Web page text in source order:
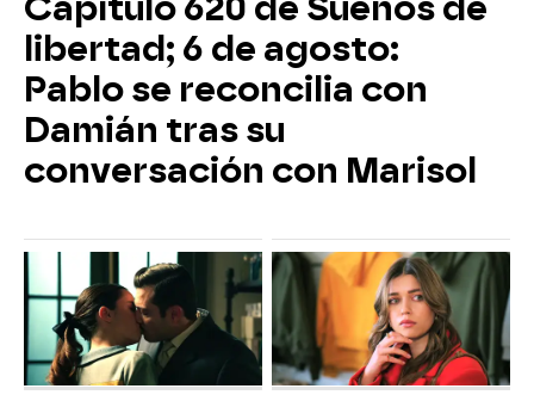
libertad; 6 de agosto:
Pablo se reconcilia con
Damián tras su
conversación con Marisol